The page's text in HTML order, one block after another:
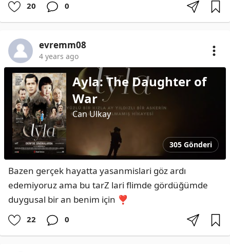
20 0
evremm08
4 years ago
Ayla: The Daughter of
War
Can Ulkay
305 Gönderi
Bazen gerçek hayatta yasanmislari göz ardı
edemiyoruz ama bu tarZ lari flimde gördüğümde
duygusal bir an benim için ❣️
22 0